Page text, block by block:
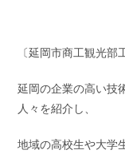
〔延岡市商工観光部
延岡の企業の高い技
人々を紹介し、
地域の高校生や大学